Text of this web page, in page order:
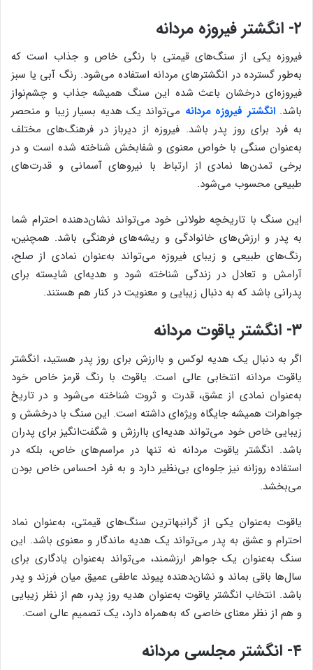
۲- انگشتر فیروزه مردانه
فیروزه یکی از سنگ‌های قیمتی با رنگی خاص و جذاب است که
به‌طور گسترده در انگشترهای مردانه استفاده می‌شود. رنگ آبی یا سبز
فیروزه‌ای درخشان باعث شده این سنگ همیشه جذاب و چشم‌نواز
باشد. انگشتر فیروزه مردانه می‌تواند یک هدیه بسیار زیبا و منحصر
به فرد برای روز پدر باشد. فیروزه از دیرباز در فرهنگ‌های مختلف
به‌عنوان سنگی با خواص معنوی و شفا‌بخش شناخته شده است و در
برخی تمدن‌ها نمادی از ارتباط با نیروهای آسمانی و قدرت‌های
طبیعی محسوب می‌شود.
این سنگ با تاریخچه طولانی خود می‌تواند نشان‌دهنده احترام شما
به پدر و ارزش‌های خانوادگی و ریشه‌های فرهنگی باشد. همچنین،
رنگ‌های طبیعی و زیبای فیروزه می‌تواند به‌عنوان نمادی از صلح،
آرامش و تعادل در زندگی شناخته شود و هدیه‌ای شایسته برای
پدرانی باشد که به دنبال زیبایی و معنویت در کنار هم هستند.
۳- انگشتر یاقوت مردانه
اگر به دنبال یک هدیه لوکس و باارزش برای روز پدر هستید، انگشتر
یاقوت مردانه انتخابی عالی است. یاقوت با رنگ قرمز خاص خود
به‌عنوان نمادی از عشق، قدرت و ثروت شناخته می‌شود و در تاریخ
جواهرات همیشه جایگاه ویژه‌ای داشته است. این سنگ با درخشش و
زیبایی خاص خود می‌تواند هدیه‌ای باارزش و شگفت‌انگیز برای پدران
باشد. انگشتر یاقوت مردانه نه تنها در مراسم‌های خاص، بلکه در
استفاده روزانه نیز جلوه‌ای بی‌نظیر دارد و به فرد احساس خاص بودن
می‌بخشد.
یاقوت به‌عنوان یکی از گرانبها‌ترین سنگ‌های قیمتی، به‌عنوان نماد
احترام و عشق به پدر می‌تواند یک هدیه ماندگار و معنوی باشد. این
سنگ به‌عنوان یک جواهر ارزشمند، می‌تواند به‌عنوان یادگاری برای
سال‌ها باقی بماند و نشان‌دهنده پیوند عاطفی عمیق میان فرزند و پدر
باشد. انتخاب انگشتر یاقوت به‌عنوان هدیه روز پدر، هم از نظر زیبایی
و هم از نظر معنای خاصی که به‌همراه دارد، یک تصمیم عالی است.
۴- انگشتر مجلسی مردانه